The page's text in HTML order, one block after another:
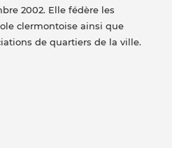
2002. Elle fédère les
clermontoise ainsi que
de quartiers de la ville.